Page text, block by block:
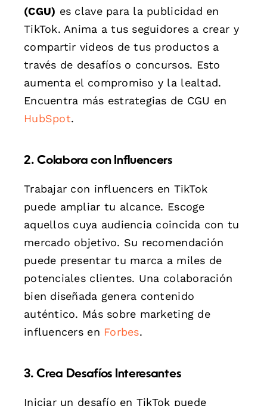
(CGU) es clave para la publicidad en
TikTok. Anima a tus seguidores a crear y
compartir videos de tus productos a
través de desafíos o concursos. Esto
aumenta el compromiso y la lealtad.
Encuentra más estrategias de CGU en
HubSpot.
2. Colabora con Influencers
Trabajar con influencers en TikTok
puede ampliar tu alcance. Escoge
aquellos cuya audiencia coincida con tu
mercado objetivo. Su recomendación
puede presentar tu marca a miles de
potenciales clientes. Una colaboración
bien diseñada genera contenido
auténtico. Más sobre marketing de
influencers en Forbes.
3. Crea Desafíos Interesantes
Iniciar un desafío en TikTok puede